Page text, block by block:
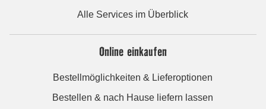
Alle Services im Überblick
Online einkaufen
Bestellmöglichkeiten & Lieferoptionen
Bestellen & nach Hause liefern lassen